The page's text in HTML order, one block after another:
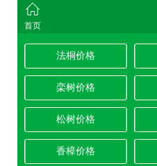
首页
法桐价格
栾树价格
松树价格
香樟价格